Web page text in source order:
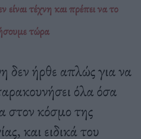
τέχνη και πρέπει να το
τώρα
δεν ήρθε απλώς για να
όλα όσα
στον κόσμο της
και ειδικά του